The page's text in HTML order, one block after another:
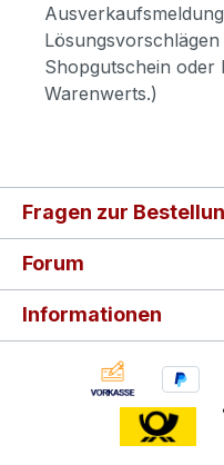
Shopgutschein oder
Warenwerts.)
Fragen zur
Forum
Informationen